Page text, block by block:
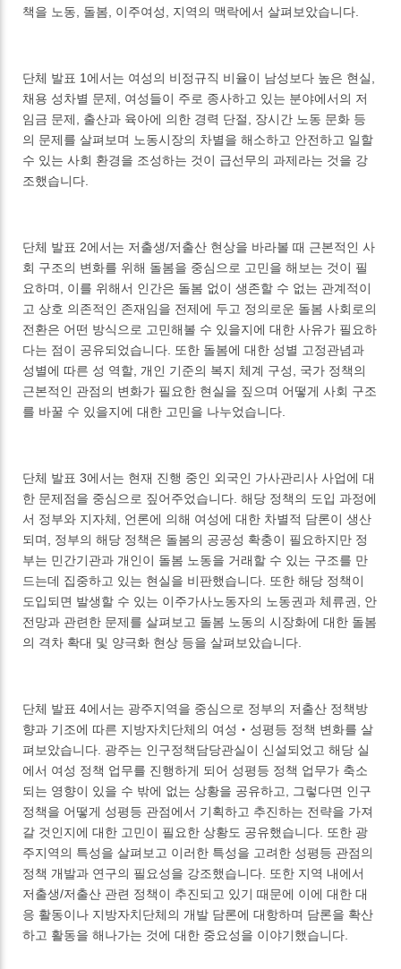
책을 노동, 돌봄, 이주여성, 지역의 맥락에서 살펴보았습니다.
단체 발표 1에서는 여성의 비정규직 비율이 남성보다 높은 현실,
채용 성차별 문제, 여성들이 주로 종사하고 있는 분야에서의 저
임금 문제, 출산과 육아에 의한 경력 단절, 장시간 노동 문화 등
의 문제를 살펴보며 노동시장의 차별을 해소하고 안전하고 일할
수 있는 사회 환경을 조성하는 것이 급선무의 과제라는 것을 강
조했습니다.
단체 발표 2에서는 저출생/저출산 현상을 바라볼 때 근본적인 사
회 구조의 변화를 위해 돌봄을 중심으로 고민을 해보는 것이 필
요하며, 이를 위해서 인간은 돌봄 없이 생존할 수 없는 관계적이
고 상호 의존적인 존재임을 전제에 두고 정의로운 돌봄 사회로의
전환은 어떤 방식으로 고민해볼 수 있을지에 대한 사유가 필요하
다는 점이 공유되었습니다. 또한 돌봄에 대한 성별 고정관념과
성별에 따른 성 역할, 개인 기준의 복지 체계 구성, 국가 정책의
근본적인 관점의 변화가 필요한 현실을 짚으며 어떻게 사회 구조
를 바꿀 수 있을지에 대한 고민을 나누었습니다.
단체 발표 3에서는 현재 진행 중인 외국인 가사관리사 사업에 대
한 문제점을 중심으로 짚어주었습니다. 해당 정책의 도입 과정에
서 정부와 지자체, 언론에 의해 여성에 대한 차별적 담론이 생산
되며, 정부의 해당 정책은 돌봄의 공공성 확충이 필요하지만 정
부는 민간기관과 개인이 돌봄 노동을 거래할 수 있는 구조를 만
드는데 집중하고 있는 현실을 비판했습니다. 또한 해당 정책이
도입되면 발생할 수 있는 이주가사노동자의 노동권과 체류권, 안
전망과 관련한 문제를 살펴보고 돌봄 노동의 시장화에 대한 돌봄
의 격차 확대 및 양극화 현상 등을 살펴보았습니다.
단체 발표 4에서는 광주지역을 중심으로 정부의 저출산 정책방
향과 기조에 따른 지방자치단체의 여성‧성평등 정책 변화를 살
펴보았습니다. 광주는 인구정책담당관실이 신설되었고 해당 실
에서 여성 정책 업무를 진행하게 되어 성평등 정책 업무가 축소
되는 영향이 있을 수 밖에 없는 상황을 공유하고, 그렇다면 인구
정책을 어떻게 성평등 관점에서 기획하고 추진하는 전략을 가져
갈 것인지에 대한 고민이 필요한 상황도 공유했습니다. 또한 광
주지역의 특성을 살펴보고 이러한 특성을 고려한 성평등 관점의
정책 개발과 연구의 필요성을 강조했습니다. 또한 지역 내에서
저출생/저출산 관련 정책이 추진되고 있기 때문에 이에 대한 대
응 활동이나 지방자치단체의 개발 담론에 대항하며 담론을 확산
하고 활동을 해나가는 것에 대한 중요성을 이야기했습니다.